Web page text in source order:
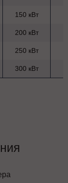
150 кВт
200 кВт
250 кВт
300 кВт